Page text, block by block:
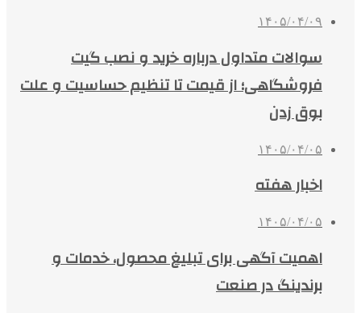
۱۴۰۵/۰۴/۰۹
سوالات متداول درباره خرید و نصب گیت
فروشگاهی؛ از قیمت تا تنظیم حساسیت و علت
بوق زدن
۱۴۰۵/۰۴/۰۵
اخبار هفته
۱۴۰۵/۰۴/۰۵
اهمیت آگهی برای تبلیغ محصول، خدمات و
برندینگ در صنعت